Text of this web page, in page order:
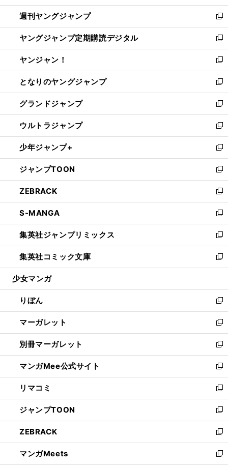
開
く
ウ
で
開
く
ン
ド
ウ
で
開
く
ウ
ィ
ン
ド
ウ
で
開
く
週刊ヤングジャンプ
新
し
い
ウ
ィ
ン
ド
ウ
で
開
く
ヤングジャンプ定期購読デジタル
新
し
い
ウ
ィ
ン
ド
ウ
で
開
く
ヤンジャン！
新
し
い
ウ
ィ
ン
ド
ウ
で
開
く
となりのヤングジャンプ
新
し
い
ウ
ィ
ン
ド
ウ
で
開
く
グランドジャンプ
新
し
い
ウ
ィ
ン
ド
ウ
で
開
く
ウルトラジャンプ
新
し
い
ウ
ィ
ン
ド
ウ
で
開
く
少年ジャンプ+
新
し
い
ウ
ィ
ン
ド
ウ
で
開
く
ジャンプTOON
新
し
い
ウ
ィ
ン
ド
ウ
で
開
ZEBRACK
新
し
い
ウ
ィ
ン
ド
ウ
開
く
S-MANGA
新
し
い
ウ
ィ
ン
ウ
で
開
く
集英社ジャンプリミックス
新
し
い
ウ
ン
ド
ウ
で
開
く
集英社コミック文庫
新
し
ウ
ィ
ン
ド
ウ
で
開
く
少女マンガ
りぼん
新
し
い
ウ
ィ
ン
ド
ウ
で
開
く
マーガレット
新
し
い
ウ
ィ
ン
ド
ウ
で
開
く
別冊マーガレット
新
し
い
ウ
ィ
ン
ド
ウ
で
開
く
マンガMee公式サイト
新
し
い
ウ
ィ
ン
ド
ウ
で
開
リマコミ
新
し
い
ウ
ィ
ン
ド
ウ
ジャンプTOON
新
し
い
ウ
ィ
ン
ZEBRACK
新
し
い
ウ
マンガMeets
新